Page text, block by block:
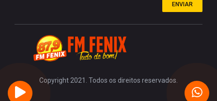
ENVIAR
Copyright 2021. Todos os direitos reservados.